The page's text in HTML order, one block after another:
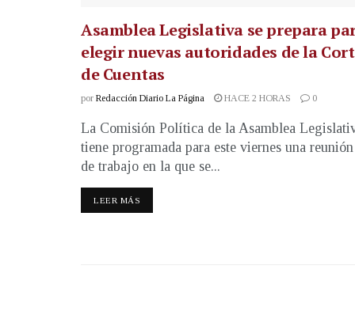
Asamblea Legislativa se prepara
elegir nuevas autoridades de la
de Cuentas
por Redacción Diario La Página HACE 2 HORAS 0
La Comisión Política de la Asamblea
tiene programada para este viernes una reunión
de trabajo en la que se...
LEER MÁS